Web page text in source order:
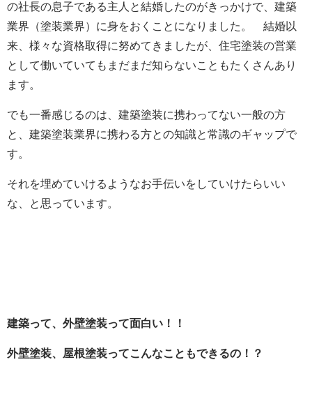
の社長の息子である主人と結婚したのがきっかけで、建築
業界（塗装業界）に身をおくことになりました。 結婚以
来、様々な資格取得に努めてきましたが、住宅塗装の営業
として働いていてもまだまだ知らないこともたくさんあり
ます。
でも一番感じるのは、建築塗装に携わってない一般の方
と、建築塗装業界に携わる方との知識と常識のギャップで
す。
それを埋めていけるようなお手伝いをしていけたらいい
な、と思っています。
建築って、外壁塗装って面白い！！
外壁塗装、屋根塗装ってこんなこともできるの！？